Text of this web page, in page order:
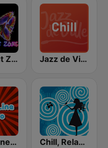
Chill Out Zone Jazz de Ville Chill
Hi On Line Lounge Radio Chill, Relaxing, Positive